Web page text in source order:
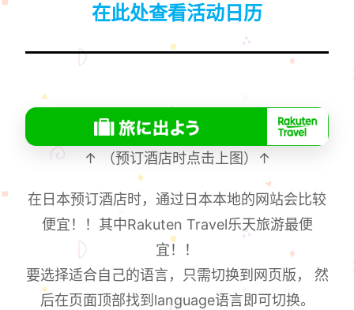
在此处查看活动日历
↑ （预订酒店时点击上图）↑
在日本预订酒店时，通过日本本地的网站会比较
便宜！！其中Rakuten Travel乐天旅游最便
宜！！
要选择适合自己的语言，只需切换到网页版， 然
后在页面顶部找到language语言即可切换。